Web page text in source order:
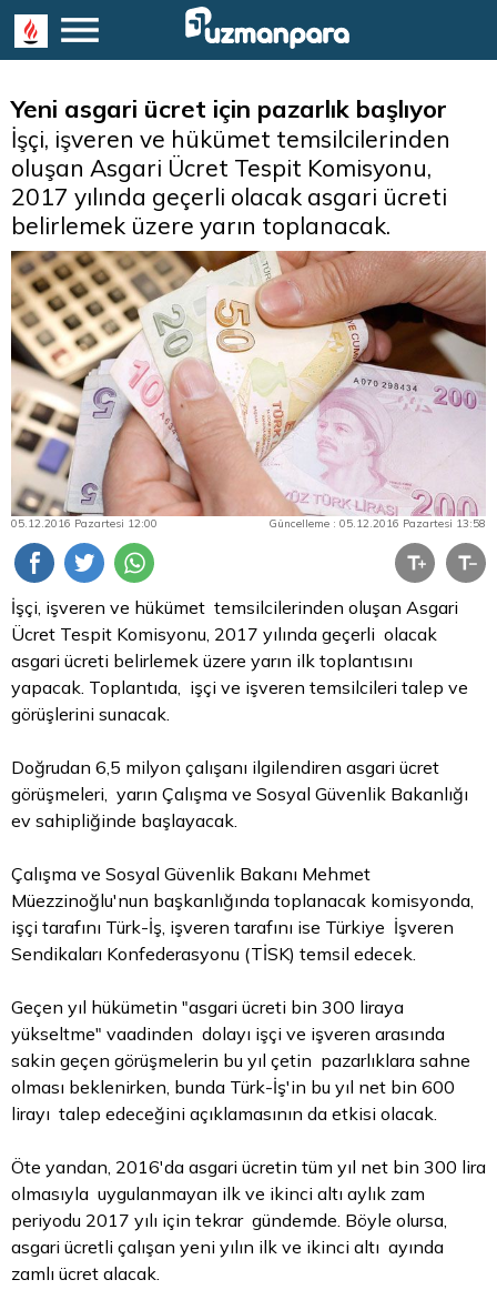
Yeni asgari ücret için pazarlık başlıyor
İşçi, işveren ve hükümet temsilcilerinden
oluşan Asgari Ücret Tespit Komisyonu,
2017 yılında geçerli olacak asgari ücreti
belirlemek üzere yarın toplanacak.
05.12.2016 Pazartesi 12:00 Güncelleme : 05.12.2016 Pazartesi 13:58
İşçi, işveren ve hükümet temsilcilerinden oluşan Asgari
Ücret Tespit Komisyonu, 2017 yılında geçerli olacak
asgari ücreti belirlemek üzere yarın ilk toplantısını
yapacak. Toplantıda, işçi ve işveren temsilcileri talep ve
görüşlerini sunacak.
Doğrudan 6,5 milyon çalışanı ilgilendiren asgari ücret
görüşmeleri, yarın Çalışma ve Sosyal Güvenlik Bakanlığı
ev sahipliğinde başlayacak.
Çalışma ve Sosyal Güvenlik Bakanı Mehmet
Müezzinoğlu'nun başkanlığında toplanacak komisyonda,
işçi tarafını Türk-İş, işveren tarafını ise Türkiye İşveren
Sendikaları Konfederasyonu (TİSK) temsil edecek.
Geçen yıl hükümetin "asgari ücreti bin 300 liraya
yükseltme" vaadinden dolayı işçi ve işveren arasında
sakin geçen görüşmelerin bu yıl çetin pazarlıklara sahne
olması beklenirken, bunda Türk-İş'in bu yıl net bin 600
lirayı talep edeceğini açıklamasının da etkisi olacak.
Öte yandan, 2016'da asgari ücretin tüm yıl net bin 300 lira
olmasıyla uygulanmayan ilk ve ikinci altı aylık zam
periyodu 2017 yılı için tekrar gündemde. Böyle olursa,
asgari ücretli çalışan yeni yılın ilk ve ikinci altı ayında
zamlı ücret alacak.